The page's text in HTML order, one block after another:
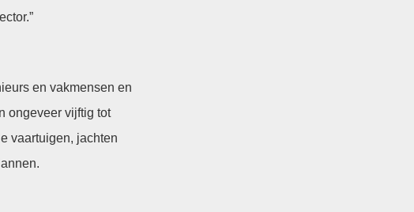
en vakmensen en
ongeveer vijftig tot
vaartuigen, jachten